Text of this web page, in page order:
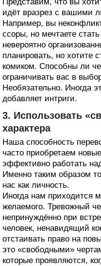
идёт вразрез с вашими
Например, вы
ссоры, но мечтаете
невероятно
планировать, но хотите
комиком. Способны ли
ограничивать вас в
Необязательно. Иногда
добавляет интриги.
3. Использовать
характера
Наша способность
часто приобретаем
эффективно работать
Именно таким образом
нас как личность.
Иногда нам приходится
желаемого. Тревожный
непринуждённо при
человек, ненавидящий
отстаивать право на
это «свободными»
которые проявляются,